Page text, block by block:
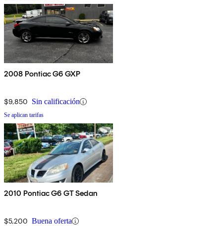
2008 Pontiac G6 GXP
$9,850 Sin calificación
Se aplican tarifas
2010 Pontiac G6 GT Sedan
$5,200 Buena oferta